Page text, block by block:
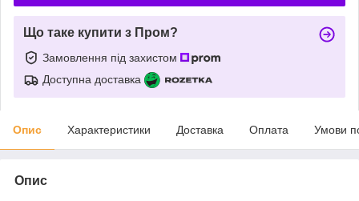
Що таке купити з Пром?
Замовлення під захистом
Доступна доставка
Опис Характеристики Доставка Оплата Умови
Опис